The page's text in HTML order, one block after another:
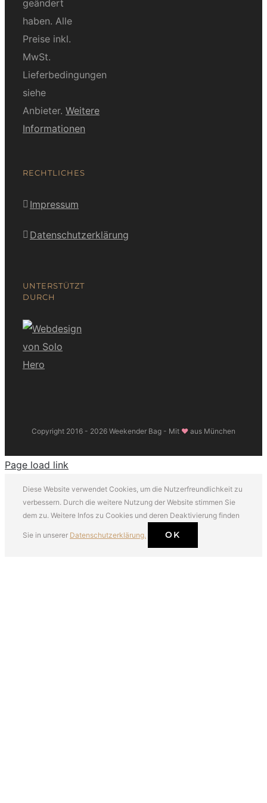
geändert
haben. Alle
Preise inkl.
MwSt.
Lieferbedingungen
siehe
Anbieter. Weitere
Informationen
RECHTLICHES
Impressum
Datenschutzerklärung
UNTERSTÜTZT
DURCH
Copyright 2016 - 2026 Weekender Bag - Mit ❤ aus München
Page load link
Diese Website verwendet Cookies, um die Nutzerfreundlichkeit zu
verbessern. Durch die weitere Nutzung der Website stimmen Sie
dem zu. Weitere Infos zu Cookies und deren Deaktivierung finden
Sie in unserer Datenschutzerklärung. OK